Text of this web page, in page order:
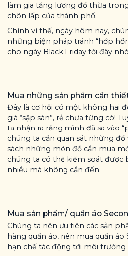
làm gia tăng lượng đồ thừa
chôn lấp của thành phố.
Chính vì thế, ngày hôm nay,
những biện pháp tránh “hớp
cho ngày Black Friday tới đây
Mua những sản phẩm cần
Đây là cơ hội có một không hai
giá “sập sàn”, rẻ chưa từng có!
ta nhận ra rằng mình đã sa vào
chúng ta cần quan sát những
sách những món đồ cần mua
chúng ta có thể kiểm soát được
nhiều mà không cần đến.
Mua sản phẩm/ quần áo
Chúng ta nên ưu tiên các sản
hàng quần áo, nên mua quần áo
hạn chế tác động tới môi trường